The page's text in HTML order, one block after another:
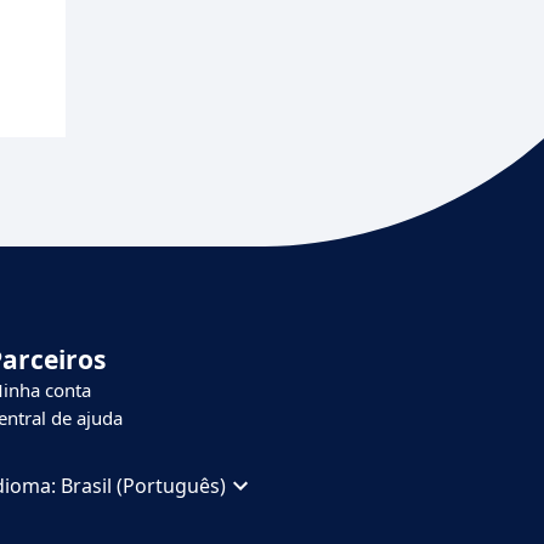
conta
de ajuda
Brasil (Português)